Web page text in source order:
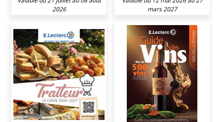
2026
mars 2027